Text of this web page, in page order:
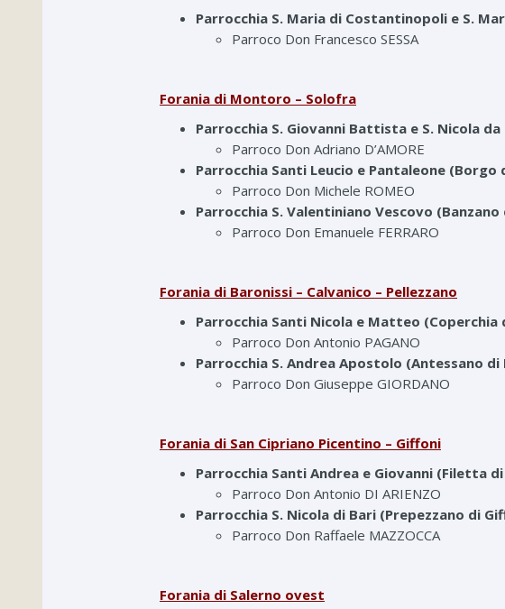
Parrocchia S. Maria di Costantinopoli e S.
Parroco Don Francesco SESSA
Forania di Montoro – Solofra
Parrocchia S. Giovanni Battista e S. Nicola
Parroco Don Adriano D’AMORE
Parrocchia Santi Leucio e Pantaleone
Parroco Don Michele ROMEO
Parrocchia S. Valentiniano Vescovo
Parroco Don Emanuele FERRARO
Forania di Baronissi – Calvanico – Pellezzano
Parrocchia Santi Nicola e Matteo (Coperchia
Parroco Don Antonio PAGANO
Parrocchia S. Andrea Apostolo (Antessano di
Parroco Don Giuseppe GIORDANO
Forania di San Cipriano Picentino – Giffoni
Parrocchia Santi Andrea e Giovanni (Filetta
Parroco Don Antonio DI ARIENZO
Parrocchia S. Nicola di Bari (Prepezzano di
Parroco Don Raffaele MAZZOCCA
Forania di Salerno ovest